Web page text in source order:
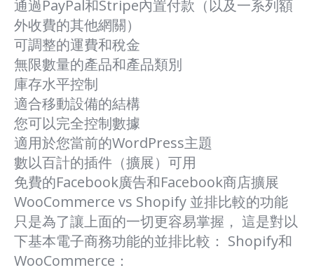
通過PayPal和Stripe內置付款（以及一系列額
外收費的其他網關）
可調整的運費和稅金
無限數量的產品和產品類別
庫存水平控制
適合移動設備的結構
您可以完全控制數據
適用於您當前的WordPress主題
數以百計的插件（擴展）可用
免費的Facebook廣告和Facebook商店擴展
WooCommerce vs Shopify 並排比較的功能
只是為了讓上面的一切更容易掌握， 這是對以
下基本電子商務功能的並排比較： Shopify和
WooCommerce：